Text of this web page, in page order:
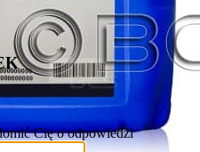
Cię o odpowiedzi